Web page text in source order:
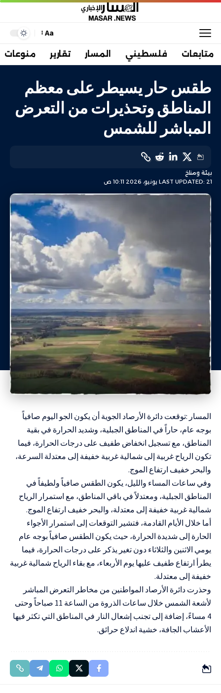
Aa
متابعات فلسطيني المسار تقارير منوعات
طقس حار يسيطر على معظم
المناطق وتحذيرات من التعرض
المباشر للشمس
LAST UPDATED: 21 يونيو، 2026 10:11 ص
بيئة ومناخ
المسار :توقعت دائرة الأرصاد الجوية أن يكون الجو اليوم صافياً
بوجه عام، حاراً في المناطق الجبلية، وشديد الحرارة في بقية
المناطق، مع تسجيل انخفاض طفيف على درجات الحرارة، فيما
تكون الرياح غربية إلى شمالية غربية خفيفة إلى معتدلة السرعة،
والبحر خفيف ارتفاع الموج.
وفي ساعات المساء والليل، يكون الطقس صافياً ولطيفاً في
المناطق الجبلية، ومعتدلاً في باقي المناطق، مع استمرار الرياح
شمالية غربية خفيفة إلى معتدلة، والبحر خفيف ارتفاع الموج.
أما خلال الأيام القادمة، فتشير التوقعات إلى استمرار الأجواء
الحارة إلى شديدة الحرارة، حيث يكون الطقس صافياً بوجه عام
يومي الاثنين والثلاثاء دون تغير يذكر على درجات الحرارة، فيما
يطرأ ارتفاع طفيف عليها يوم الأربعاء، مع بقاء الرياح شمالية غربية
خفيفة إلى معتدلة.
وحذرت دائرة الأرصاد المواطنين من مخاطر التعرض المباشر
لأشعة الشمس خلال ساعات الذروة من الساعة 11 صباحاً وحتى
4 مساءً، إضافة إلى تجنب إشعال النار في المناطق التي تكثر فيها
الأعشاب الجافة، خشية اندلاع حرائق.